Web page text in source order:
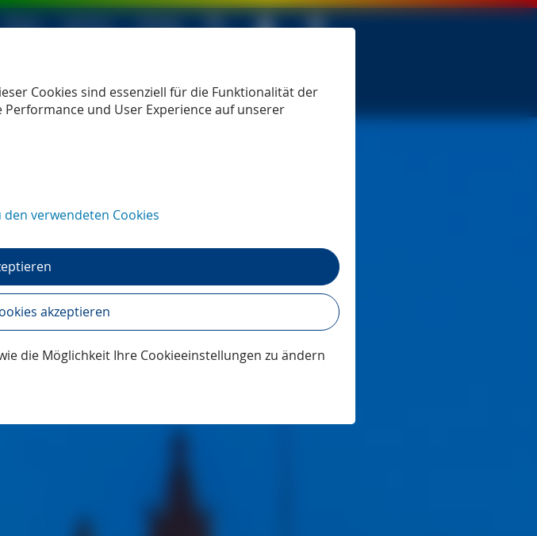
Shop Service Verlag
unabhängig seit 1979
Cookies sind essenziell für die Funktionalität der
und User Experience auf unserer
verwendeten Cookies
akzeptieren
die Möglichkeit Ihre Cookieeinstellungen zu ändern